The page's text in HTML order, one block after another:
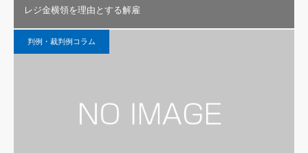
レジ金横領を理由とする解雇
判例・裁判例コラム